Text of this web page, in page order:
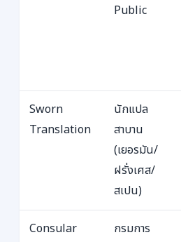
Public
Sworn
Translation
นักแปล
สาบาน
(เยอรมัน/
ฝรั่งเศส/
สเปน)
Consular
กรมการ